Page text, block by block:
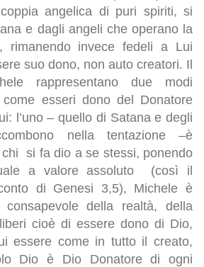
angelica di puri spiriti, si
e dagli angeli che operano la
rimanendo invece fedeli a Lui
suo dono, non auto creatori. Il
rappresentano due modi
esseri dono del Donatore
l’uno – quello di Satana e degli
nella tentazione –è
si fa dio a se stessi, ponendo
a valore assoluto
(così il
di Genesi 3,5), Michele è
della realtà, della
cioè di essere dono di Dio,
essere come in tutto il creato,
Dio è Dio Donatore di ogni